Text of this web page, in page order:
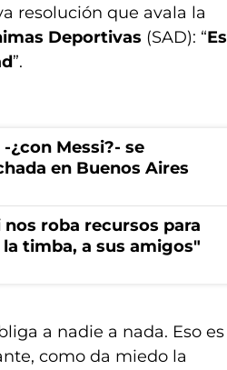
resolución que avala la
Deportivas (SAD): “Es
”.
¿con Messi?- se
en Buenos Aires
roba recursos para
timba, a sus amigos"
a nadie a nada. Eso es
como da miedo la